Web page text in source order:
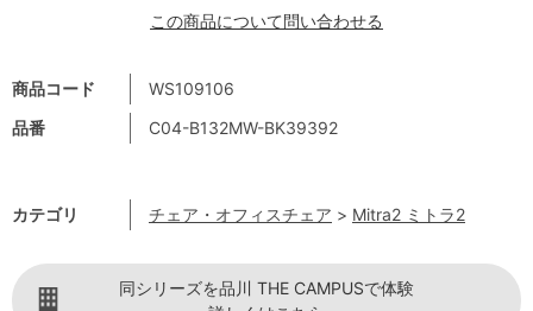
商品コード
WS109106
品番
C04-B132MW-BK39392
カテゴリ チェア・オフィスチェア > Mitra2 ミトラ2
この商品について問い合わせる
同シリーズを品川 THE CAMPUSで体験